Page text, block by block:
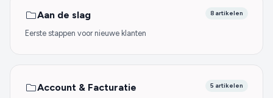
Aan de slag 8 artikelen
Eerste stappen voor nieuwe klanten
Account & Facturatie 5 artikelen